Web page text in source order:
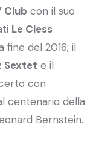
Club con il suo
Le Cless
del 2016; il
Sextet e il
con
centenario della
Bernstein.